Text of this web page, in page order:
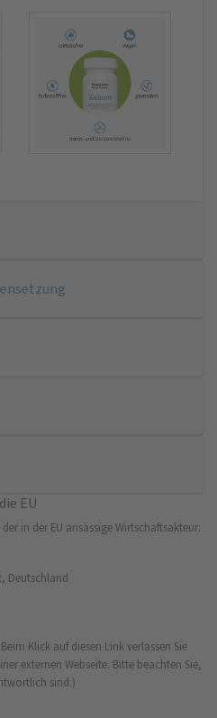
EU
in der EU ansässige Wirtschaftsakteur:
Deutschland
Klick auf diesen Link verlassen Sie
externen Webseite. Bitte beachten Sie,
sind.)